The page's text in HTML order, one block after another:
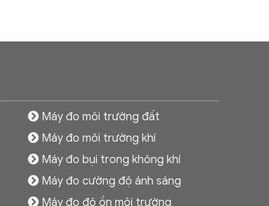
Máy đo môi trường đất
Máy đo môi trường khí
Máy đo bụi trong không khí
Máy đo cường độ ánh sáng
Máy đo độ ồn môi trường